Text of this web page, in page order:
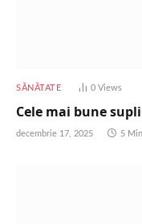
SĂNĂTATE 0Views
Cele mai bune
decembrie 17, 2025 5